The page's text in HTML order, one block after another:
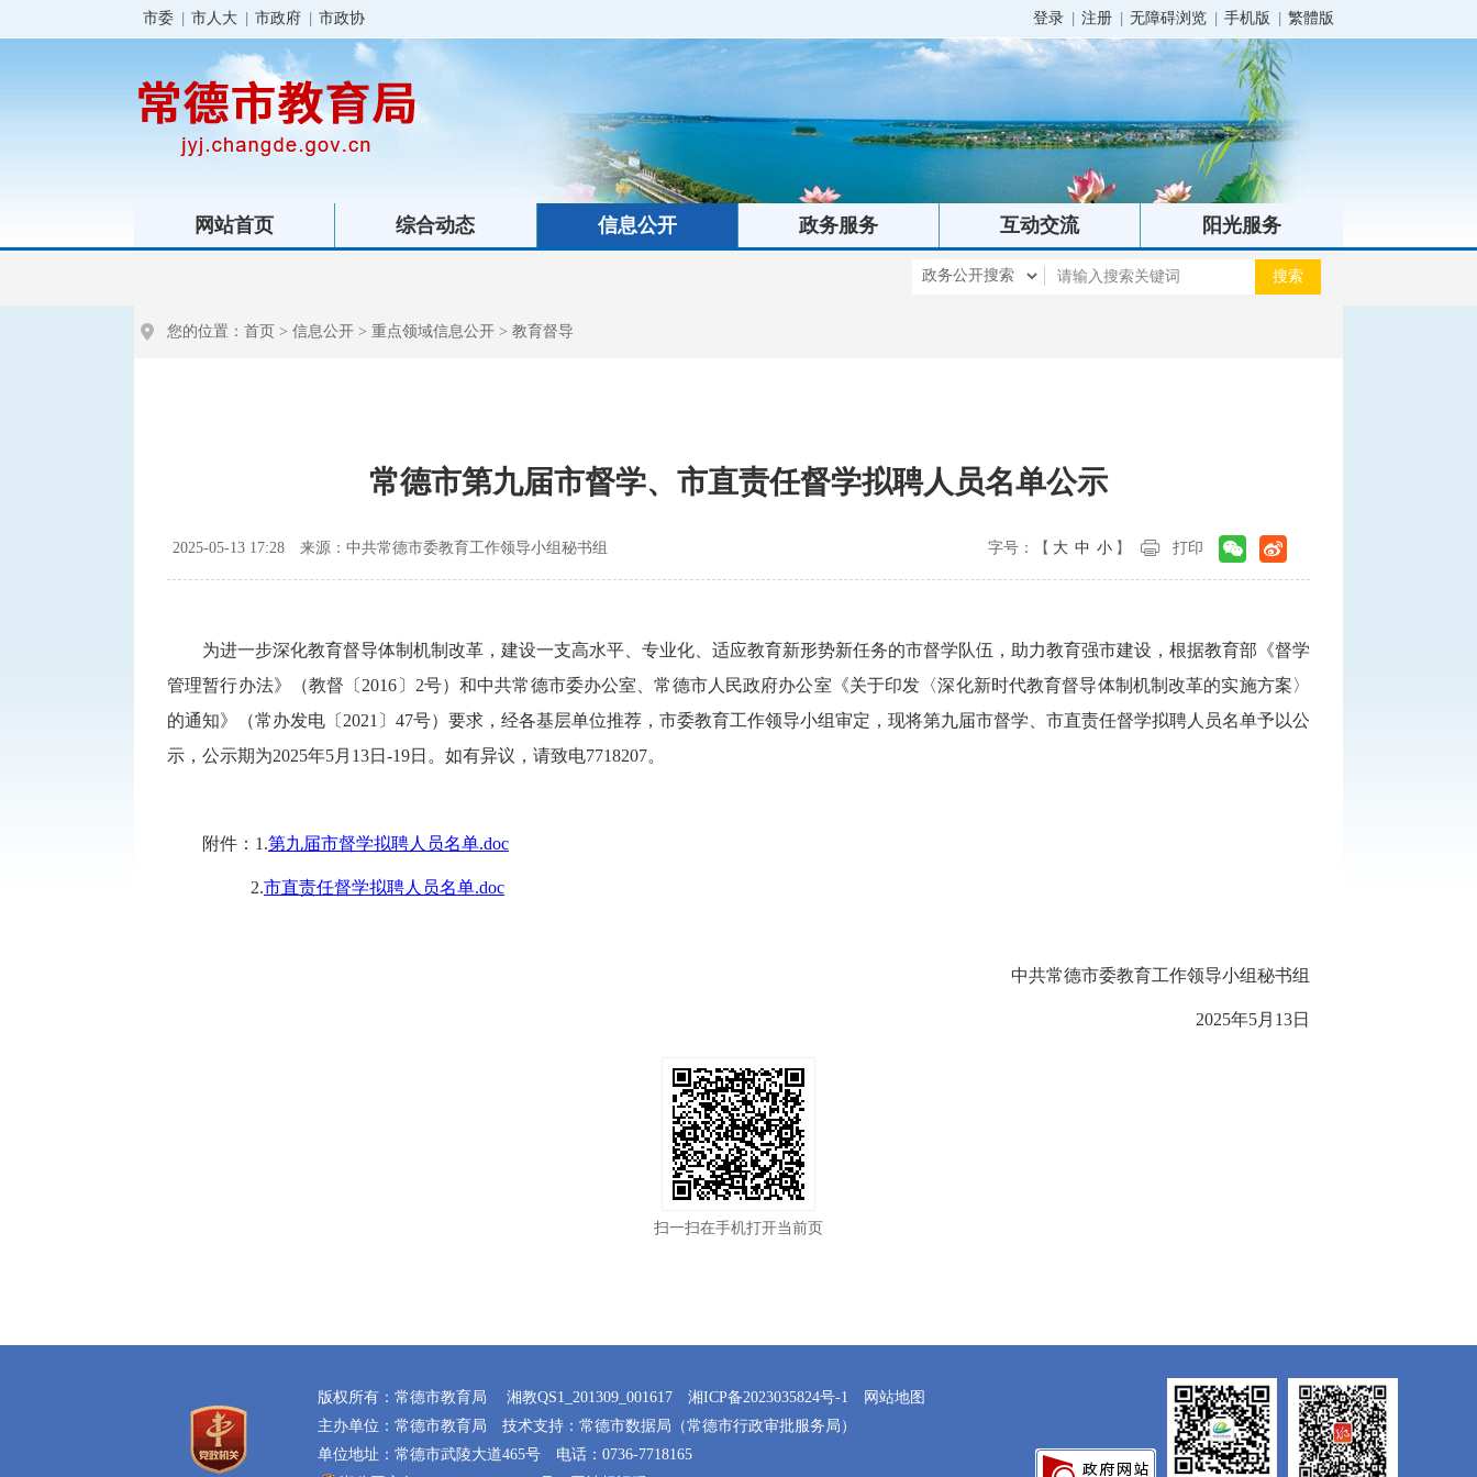
市委 市人大 市政府 市政协 登录 注册 无障碍浏览 手机版 繁體版
网站首页 综合动态 信息公开 政务服务 互动交流 阳光服务
您的位置： 首页 > 信息公开 > 重点领域信息公开 > 教育督导
常德市第九届市督学、市直责任督学拟聘人员名单公示
2025-05-13 17:28 来源：中共常德市委教育工作领导小组秘书组 字号：【 大 中 小 】 打印
为进一步深化教育督导体制机制改革，建设一支高水平、专业化、适应教育新形势新任务的市督学队伍，助力教育强市建设，根据教育部《督学
管理暂行办法》（教督〔2016〕2号）和中共常德市委办公室、常德市人民政府办公室《关于印发〈深化新时代教育督导体制机制改革的实施方案〉
的通知》（常办发电〔2021〕47号）要求，经各基层单位推荐，市委教育工作领导小组审定，现将第九届市督学、市直责任督学拟聘人员名单予以公
示，公示期为2025年5月13日-19日。如有异议，请致电7718207。
附件： 1.第九届市督学拟聘人员名单.doc
2.市直责任督学拟聘人员名单.doc
中共常德市委教育工作领导小组秘书组
2025年5月13日
扫一扫在手机打开当前页
版权所有：常德市教育局 湘教QS1_201309_001617 湘ICP备2023035824号-1
网站地图
主办单位：常德市教育局
技术支持：常德市数据局（常德市行政审批服务局）
单位地址：常德市武陵大道465号
电话：0736-7718165